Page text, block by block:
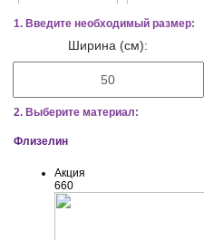
1. Введите необходимый размер:
Ширина (см):
2. Выберите материал:
Флизелин
Акция
660